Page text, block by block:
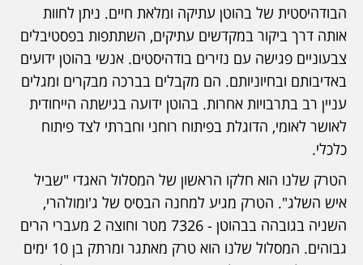
הבודהיסטית של בהוטן עתיקה ומלאת חיים. ניתן לחוות
אותה דרך ביקור במקדשים עתיקים, השתתפות בפסטיבלים
צבעוניים פגישה עם נזירים בודהיסטים. אנשי בהוטן ידועים
באדיבותם ובחיוניותם. הם מקבלים בברכה מבקרים ומגלים
עניין רב בתרבויות אחרות. בהוטן ידועה בגישתה הייחודית
לאושר לאומי, הדוגלת בפיתוח רוחני וחברתי לצד פיתוח
כלכלי.
הטרק שלנו הוא חלקו הראשון של המסלול האגדי "שביל
איש השלג". הטרק מגיע למחנה הבסיס של ג'ומולהרי,
השניה בגובהה בבהוטן - 7326 מטר וחוצה 2 מעברי הרים
גבוהים. המסלול שלנו הוא טרק מאתגר ומרתק בן 10 ימים